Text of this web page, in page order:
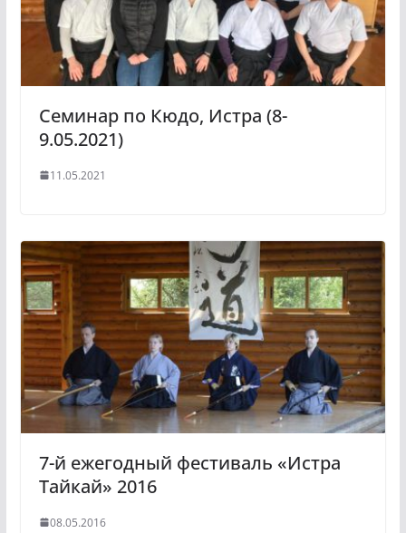
Семинар по Кюдо, Истра (8-
9.05.2021)
11.05.2021
7-й ежегодный фестиваль «Истра
Тайкай» 2016
08.05.2016